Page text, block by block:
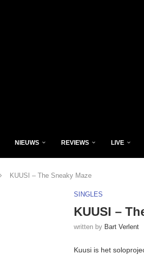
NIEUWS REVIEWS LIVE
KUUSI – The Sneaky Maze
SINGLES
KUUSI –
written by Bart Verlent
Kuusi is het